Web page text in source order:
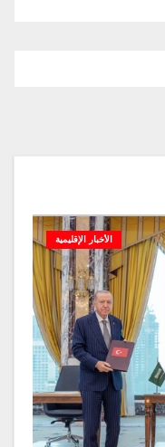
الأخبار الإقليمية